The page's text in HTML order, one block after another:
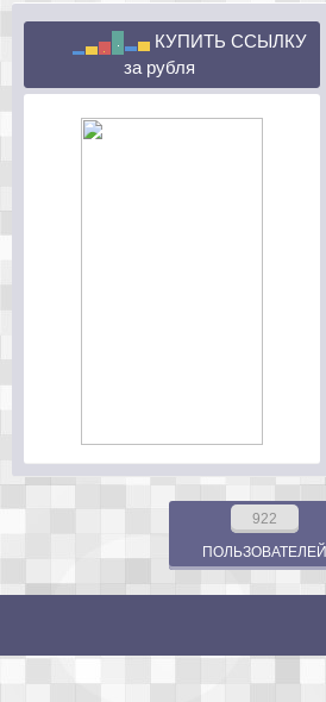
КУПИТЬ ССЫЛКУ
за рубля
922
ПОЛЬЗОВАТЕЛЕЙ